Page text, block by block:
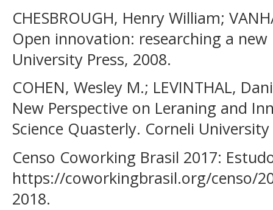
CHESBROUGH, Henry William;
Open innovation: researching a
University Press, 2008.
COHEN, Wesley M.; LEVINTHAL,
New Perspective on Leraning and
Science Quasterly. Corneli
Censo Coworking Brasil 2017:
https://coworkingbrasil.org/censo/
2018.